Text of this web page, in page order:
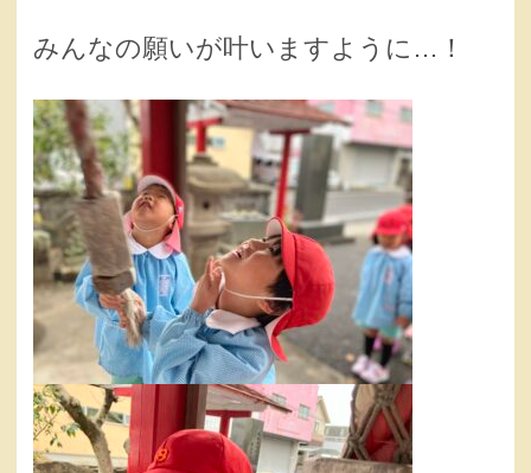
みんなの願いが叶いますように…！